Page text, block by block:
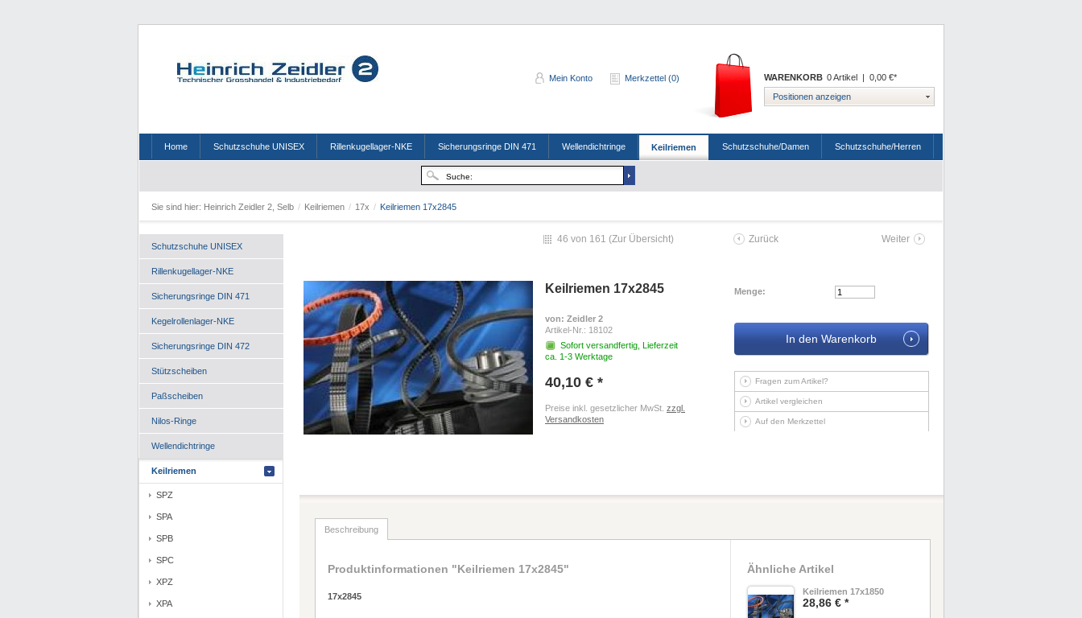
Mein Konto Merkzettel (0) WARENKORB 0 Artikel | 0,00 €*
Positionen anzeigen
Home Schutzschuhe UNISEX Rillenkugellager-NKE Sicherungsringe DIN 471 Wellendichtringe Keilriemen Schutzschuhe/Damen Schutzschuhe/Herren
Sie sind hier: Heinrich Zeidler 2, Selb / Keilriemen / 17x / Keilriemen 17x2845
Schutzschuhe UNISEX
Rillenkugellager-NKE
Sicherungsringe DIN 471
Kegelrollenlager-NKE
Sicherungsringe DIN 472
Stützscheiben
Paßscheiben
Nilos-Ringe
Wellendichtringe
Keilriemen
SPZ
SPA
SPB
SPC
XPZ
XPA
46 von 161 (Zur Übersicht) Zurück Weiter
Keilriemen 17x2845
von: Zeidler 2
Artikel-Nr.: 18102
Sofort versandfertig, Lieferzeit
ca. 1-3 Werktage
40,10 € *
Preise inkl. gesetzlicher MwSt. zzgl.
Versandkosten
Menge:
Fragen zum Artikel?
Artikel vergleichen
Auf den Merkzettel
Beschreibung
Produktinformationen "Keilriemen 17x2845"
17x2845
Ähnliche Artikel
Keilriemen 17x1850
28,86 € *